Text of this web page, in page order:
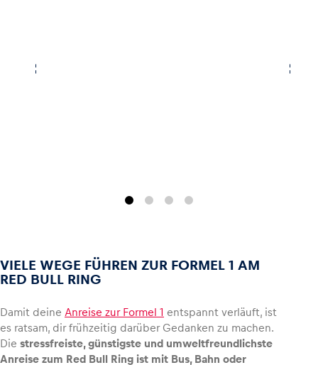
VIELE WEGE FÜHREN ZUR FORMEL 1 AM
RED BULL RING
Damit deine Anreise zur Formel 1 entspannt verläuft, ist
es ratsam, dir frühzeitig darüber Gedanken zu machen.
Die stressfreiste, günstigste und umweltfreundlichste
Anreise zum Red Bull Ring ist mit Bus, Bahn oder